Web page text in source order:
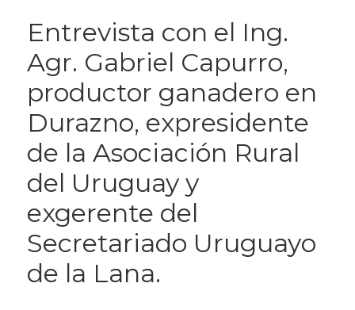
Entrevista con el Ing.
Agr. Gabriel Capurro,
productor ganadero en
Durazno, expresidente
de la Asociación Rural
del Uruguay y
exgerente del
Secretariado Uruguayo
de la Lana.